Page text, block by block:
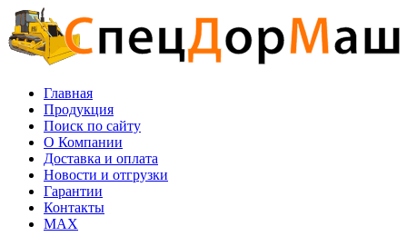
Перейти
к
основному
содержанию
Основная
навигация
Главная
Продукция
Поиск по сайту
O Компании
Доставка и оплата
Новости и отгрузки
Гарантии
Контакты
MAX